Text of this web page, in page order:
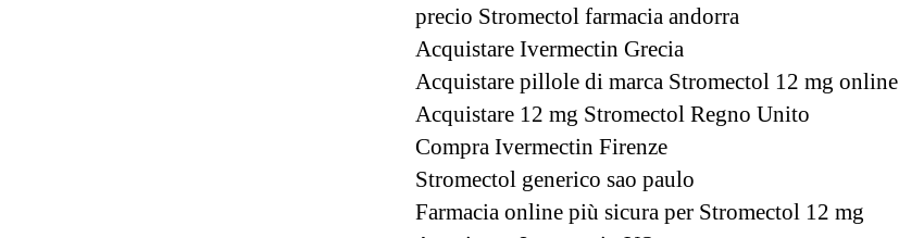
precio Stromectol farmacia andorra
Acquistare Ivermectin Grecia
Acquistare pillole di marca Stromectol 12 mg online
Acquistare 12 mg Stromectol Regno Unito
Compra Ivermectin Firenze
Stromectol generico sao paulo
Farmacia online più sicura per Stromectol 12 mg